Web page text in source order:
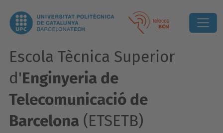
Escola Tècnica Superior
d'Enginyeria de
Telecomunicació de
Barcelona (ETSETB)